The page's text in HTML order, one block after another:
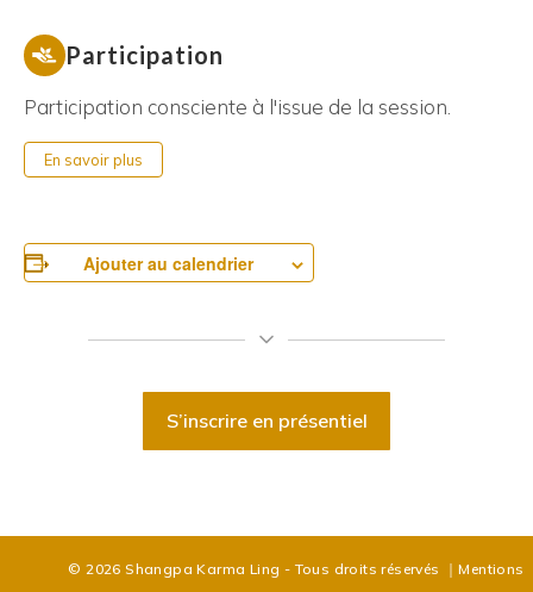
Participation
Participation consciente à l'issue de la session.
En savoir plus
Ajouter au calendrier
S’inscrire en présentiel
© 2026 Shangpa Karma Ling - Tous droits réservés ｜Mentions